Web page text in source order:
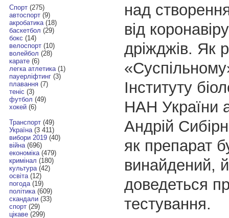
Спорт(275)
автоспорт(9)
акробатика(18)
баскетбол (29)
бокс (14)
велоспорт(10)
волейбол (28)
карате(6)
легка атлетика(1)
пауерліфтинг(3)
плавання(7)
теніс (3)
футбол (49)
хокей(6)
Транспорт(49)
Україна(3 411)
вибори 2019(40)
війна(696)
економіка(479)
кримінал (180)
культура(42)
освіта(12)
погода(19)
політика(609)
скандали(33)
спорт(29)
цікаве(299)
над
від
дріжджів. Як
Інституту
НАН України
Андрій
як препарат
винайдений,
доведеться
тестування.